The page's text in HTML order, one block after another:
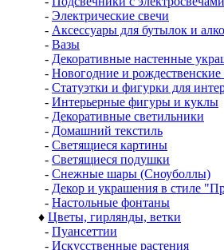
- Электрические свечи
- Аксессуары для бутылок и
- Вазы
- Декоративные настенные
- Новогодние и рождественские
- Статуэтки и фигурки для
- Интерьерные фигуры и куклы
- Декоративные светильники
- Домашний текстиль
- Светящиеся картины
- Светящиеся подушки
- Снежные шары (Сноуболлы)
- Декор и украшения в стиле
- Настольные фонтаны
♦ Цветы, гирлянды, ветки
- Пуансеттии
- Искусственные растения